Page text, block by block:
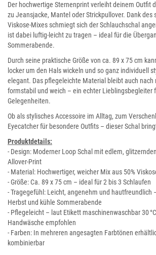
Der hochwertige Sternenprint verleiht deinem Outfit
zu Jeansjacke, Mantel oder Strickpullover. Dank des
Viskose-Mixes schmiegt sich der Schlauchschal
ist dabei luftig-leicht zu tragen – ideal für die
Sommerabende.
Durch seine praktische Größe von ca. 89 x 75 cm
locker um den Hals wickeln und so ganz individuell
elegant. Das pflegeleichte Material bleibt auch nach
formstabil und weich – ein echter Lieblingsbegleiter
Gelegenheiten.
Ob als stylisches Accessoire im Alltag, zum
Eyecatcher für besondere Outfits – dieser Schal
Produktdetails:
- Design: Moderner Loop Schal mit edlem,
Allover-Print
- Material: Hochwertiger, weicher Mix aus 50%
- Größe: Ca. 89 x 75 cm – ideal für 2 bis 3 Schlaufen
- Tragegefühl: Leicht, angenehm und hautfreundlich
Herbst und kühle Sommerabende
- Pflegeleicht – laut Etikett maschinenwaschbar 30
Handwäsche empfohlen
- Farben: In mehreren angesagten Farbtönen
kombinierbar